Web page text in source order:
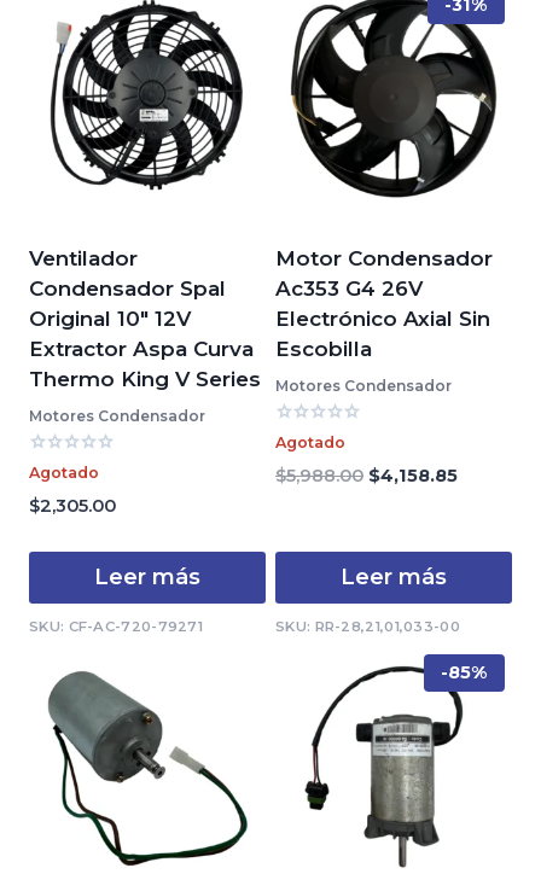
Ventilador
Condensador Spal
Original 10″ 12V
Extractor Aspa Curva
Thermo King V Series
Motores Condensador
Valorado
con
0
de
Agotado
$2,305.00
Leer más
SKU: CF-AC-720-79271
-31%
Motor Condensador
Ac353 G4 26V
Electrónico Axial Sin
Escobilla
Motores Condensador
Valorado
con
0
de
Agotado
$5,988.00 El
era:
$5,988.00.
$4,158.85El
es:
Leer más
SKU: RR-28,21,01,033-00
-85%